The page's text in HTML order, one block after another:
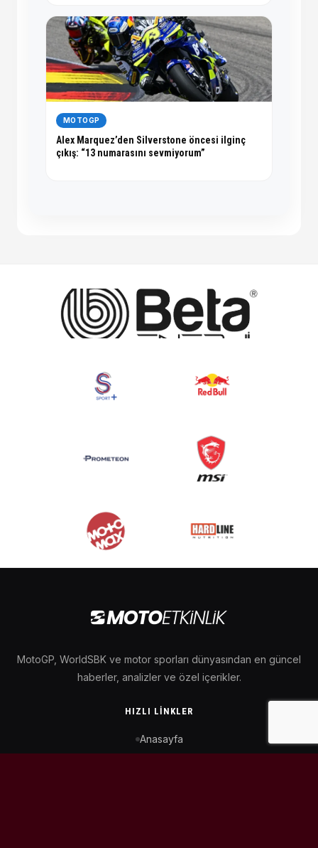
MOTOGP
Alex Marquez’den Silverstone öncesi ilginç
çıkış: “13 numarasını sevmiyorum”
MotoGP, WorldSBK ve motor sporları dünyasından en güncel
haberler, analizler ve özel içerikler.
HIZLI LINKLER
Anasayfa